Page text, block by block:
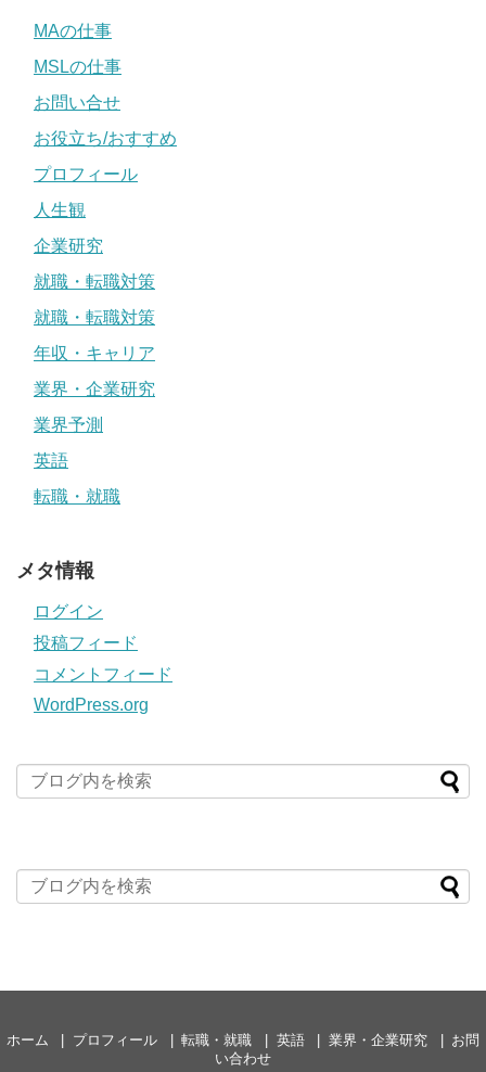
MAの仕事
MSLの仕事
お問い合せ
お役立ち/おすすめ
プロフィール
人生観
企業研究
就職・転職対策
就職・転職対策
年収・キャリア
業界・企業研究
業界予測
英語
転職・就職
メタ情報
ログイン
投稿フィード
コメントフィード
WordPress.org
ホーム プロフィール 転職・就職 英語 業界・企業研究
お問
い合わせ